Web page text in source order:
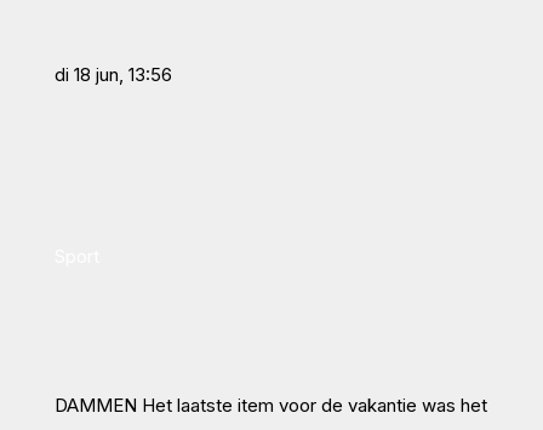
di 18 jun, 13:56
DAMMEN Het laatste item voor de vakantie was het